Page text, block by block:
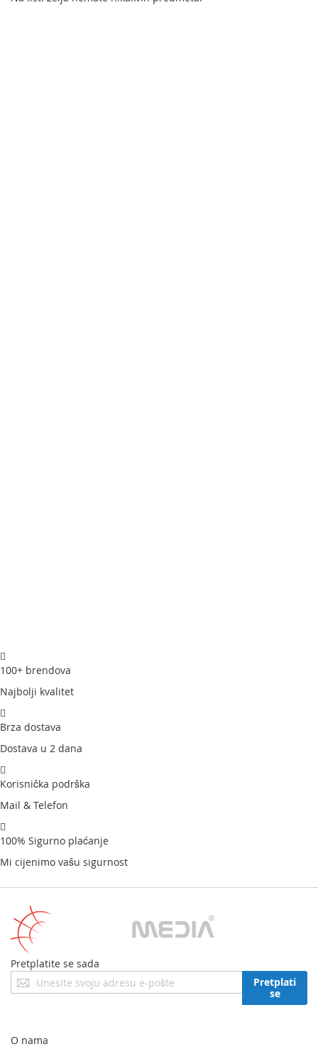
100+ brendova
Najbolji kvalitet
Brza dostava
Dostava u 2 dana
Korisnička podrška
Mail & Telefon
100% Sigurno plaćanje
Mi cijenimo vašu sigurnost
Pretplatite se sada
Prijavite
se
newsletter:
Pretplati
se
O nama